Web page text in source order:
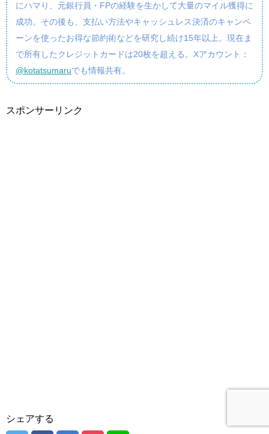
にハマり、元銀行員・FPの経験を生かして大量のマイル獲得に
成功。その後も、支払い方法やキャッシュレス決済のキャンペ
ーンを使ったお得な節約術などを研究し続け15年以上。現在ま
で所有したクレジットカードは20枚を超える。Xアカウント：
@kotatsumaruでも情報共有。
スポンサーリンク
シェアする